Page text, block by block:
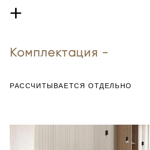
+
Комплектация -
РАССЧИТЫВАЕТСЯ ОТДЕЛЬНО